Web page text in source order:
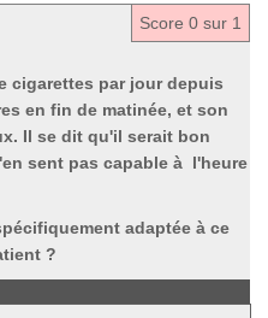
Score 0 sur 1
cigarettes par jour depuis
en fin de matinée, et son
Il se dit qu'il serait bon
sent pas capable à l'heure
adaptée à ce
?